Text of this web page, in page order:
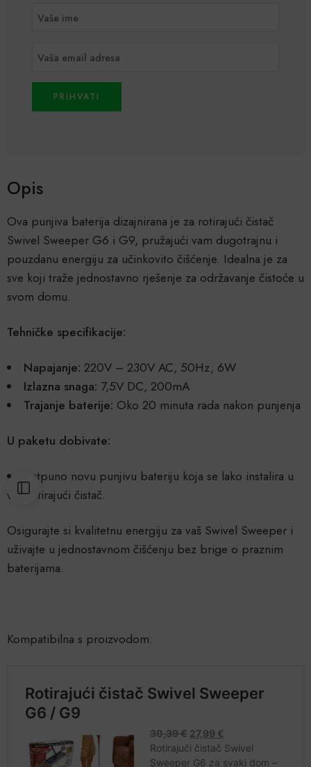
PRIHVATI
Opis
Ova punjiva baterija dizajnirana je za rotirajući čistač
Swivel Sweeper G6 i G9, pružajući vam dugotrajnu i
pouzdanu energiju za učinkovito čišćenje. Idealna je za
sve koji traže jednostavno rješenje za održavanje čistoće u
svom domu.
Tehničke specifikacije:
Napajanje: 220V – 230V AC, 50Hz, 6W
Izlazna snaga: 7,5V DC, 200mA
Trajanje baterije: Oko 20 minuta rada nakon punjenja
U paketu dobivate:
Potpuno novu punjivu bateriju koja se lako instalira u
vaš rotirajući čistač.
Osigurajte si kvalitetnu energiju za vaš Swivel Sweeper i
uživajte u jednostavnom čišćenju bez brige o praznim
baterijama.
Kompatibilna s proizvodom: